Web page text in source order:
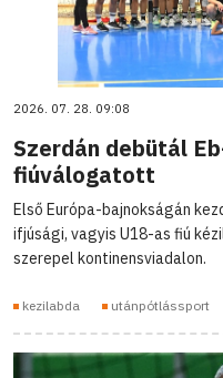
2026. 07. 28. 09:08
Szerdán debütál
fiúválogatott
Első Európa-bajnokságán
ifjúsági, vagyis U18-as fiú
szerepel kontinensviadalon.
kezilabda utánpótlássport